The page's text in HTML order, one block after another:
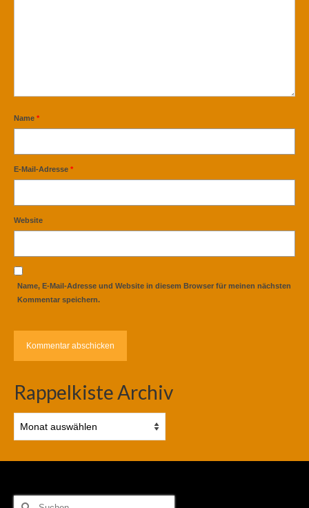
Name *
E-Mail-Adresse *
Website
Name, E-Mail-Adresse und Website in diesem Browser für meinen nächsten
Kommentar speichern.
Rappelkiste Archiv
Archiv
Suchen